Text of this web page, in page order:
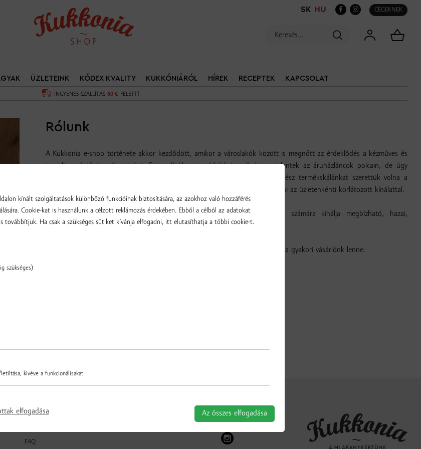
CÉGEKNEK
SK HU
INGYENES SZÁLLÍTÁS 60 € FELETT!
ÜZLETEINK KÓDEX KVALITY KUKKÓNIÁRÓL HÍREK RECEPTEK KAPCSOLAT
Rólunk
A Kukkonia e-shop története akkor kezdődött, amikor a városlakók között is megnőtt az érdeklődés a kézműves és
igazolt eredetű termékek iránt. Egyes Kukkonia márkájú termékek megjelentek az áruházláncok polcain, de úgy
éreztük, hogy az elérhetőségük a vásárlóközönség felé nem elegendő. Egész termékskálánkat szerettük volna a
vásárlók rendelkezésére bocsátani, hogy ne legyenek kénytelenek megelégedni az üzletenkénti korlátozott kínálattal.
Az általunk létrehozott Kukkonia webáruház a széles vásárlóközönség számára kínálja megbízható, hazai,
hagyományos receptek alapján készült termékeit – elérhető áron.
Köszönjük, hogy felkereste webáruházunkat, és nagy örömünkre szolgálna, ha gyakori vásárlónk lenne.
FAQ
kínált szolgáltatások különböző funkcióinak biztosítására, az azokhoz való hozzáférés
Cookie-kat is használunk a célzott reklámozás érdekében. Ebből a célból az adatokat
továbbítjuk. Ha csak a szükséges sütiket kívánja elfogadni, itt elutasíthatja a többi cookie-t.
szükséges)
kivéve a funkcionálisakat
elfogadása Az összes elfogadása